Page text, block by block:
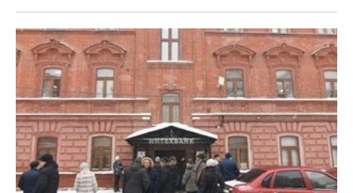
ВОЛЕЙБОЛ
КИБЕРСПОРТ
ФИГУРНОЕ КАТАНИЕ
ВОДНЫЕ ВИДЫ СПОРТА
ХОККЕЙ С МЯЧОМ
ИСТОРИЯ
КУЛЬТУРА
МЕДИЦИНА
ОБРАЗОВАНИЕ
ПРОИСШЕСТВИЯ
СПИСОК ПЕРСОН
СПИСОК КОМПАНИЙ
ПОЛНАЯ ВЕРСИЯ